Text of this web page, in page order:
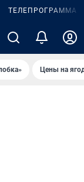
ТЕЛЕПРОГРАММА
Цены на